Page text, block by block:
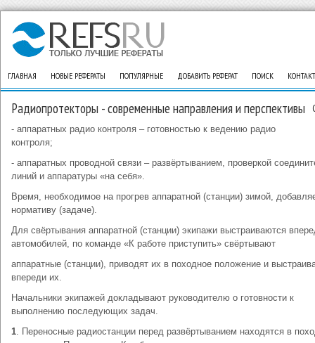
ГЛАВНАЯ НОВЫЕ РЕФЕРАТЫ ПОПУЛЯРНЫЕ ДОБАВИТЬ РЕФЕРАТ ПОИСК
Радиопротекторы - современные направления и перспективы
- аппаратных радио контроля – готовностью к ведению радио
контроля;
- аппаратных проводной связи – развёртыванием, проверкой
линий и аппаратуры «на себя».
Время, необходимое на прогрев аппаратной (станции) зимой,
нормативу (задаче).
Для свёртывания аппаратной (станции) экипажи выстраиваются
автомобилей, по команде «К работе приступить» свёртывают
аппаратные (станции), приводят их в походное положение и
впереди их.
Начальники экипажей докладывают руководителю о готовности к
выполнению последующих задач.
1. Переносные радиостанции перед развёртыванием находятся в